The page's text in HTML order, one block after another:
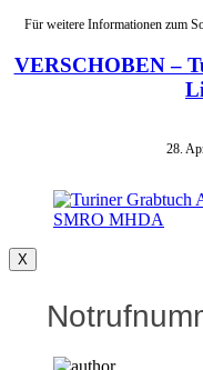
Für weitere Informationen zum
VERSCHOBEN –
28.
X